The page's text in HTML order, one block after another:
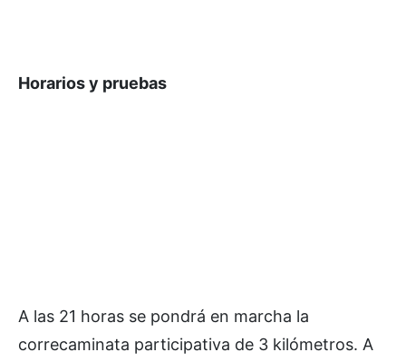
Horarios y pruebas
A las 21 horas se pondrá en marcha la
correcaminata participativa de 3 kilómetros. A